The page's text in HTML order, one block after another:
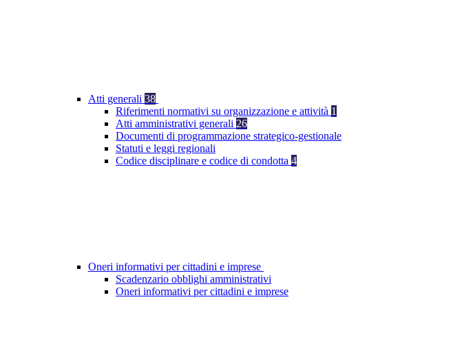
Atti generali 38
Riferimenti normativi su organizzazione e attività 1
Atti amministrativi generali 26
Documenti di programmazione strategico-gestionale
Statuti e leggi regionali
Codice disciplinare e codice di condotta 4
Oneri informativi per cittadini e imprese
Scadenzario obblighi amministrativi
Oneri informativi per cittadini e imprese